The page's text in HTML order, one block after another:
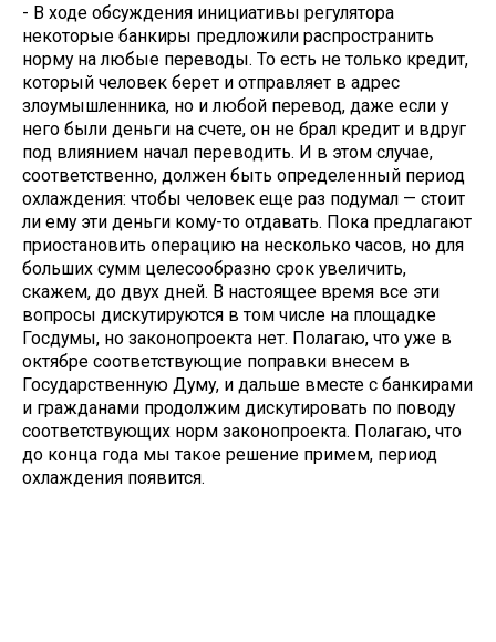
- В ходе обсуждения инициативы регулятора
некоторые банкиры предложили распространить
норму на любые переводы. То есть не только кредит,
который человек берет и отправляет в адрес
злоумышленника, но и любой перевод, даже если у
него были деньги на счете, он не брал кредит и вдруг
под влиянием начал переводить. И в этом случае,
соответственно, должен быть определенный период
охлаждения: чтобы человек еще раз подумал — стоит
ли ему эти деньги кому-то отдавать. Пока предлагают
приостановить операцию на несколько часов, но для
больших сумм целесообразно срок увеличить,
скажем, до двух дней. В настоящее время все эти
вопросы дискутируются в том числе на площадке
Госдумы, но законопроекта нет. Полагаю, что уже в
октябре соответствующие поправки внесем в
Государственную Думу, и дальше вместе с банкирами
и гражданами продолжим дискутировать по поводу
соответствующих норм законопроекта. Полагаю, что
до конца года мы такое решение примем, период
охлаждения появится.